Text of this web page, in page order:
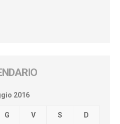
2016
G V S D